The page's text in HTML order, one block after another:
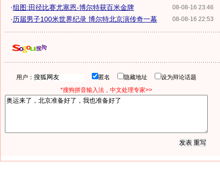
08-08-16 23:46
·组图:田径比赛尤塞恩-博尔特获百米金牌
08-08-16 22:53
· 历届男子100米世界纪录 博尔特北京演传奇一幕
用户： 匿名 隐藏地址
设为辩论话题
*搜狗拼音输入法，中文处理专家>>